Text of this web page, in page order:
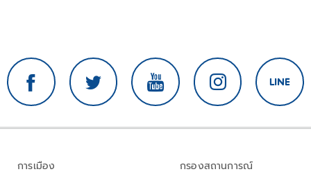
การเมือง
กรองสถานการณ์